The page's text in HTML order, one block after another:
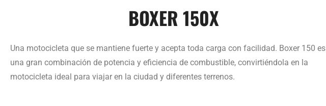
BOXER 150X
Una motocicleta que se mantiene fuerte y acepta toda carga con facilidad. Boxer 150 es
una gran combinación de potencia y eficiencia de combustible, convirtiéndola en la
motocicleta ideal para viajar en la ciudad y diferentes terrenos.